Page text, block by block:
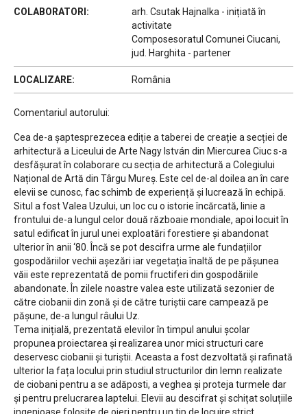
COLABORATORI:
arh. Csutak Hajnalka - inițiată în
activitate
Composesoratul Comunei Ciucani,
jud. Harghita - partener
LOCALIZARE: România
Comentariul autorului:
Cea de-a șaptesprezecea ediție a taberei de creație a secției de
arhitectură a Liceului de Arte Nagy István din Miercurea Ciuc s-a
desfășurat în colaborare cu secția de arhitectură a Colegiului
Național de Artă din Târgu Mureș. Este cel de-al doilea an în care
elevii se cunosc, fac schimb de experiență și lucrează în echipă.
Situl a fost Valea Uzului, un loc cu o istorie încărcată, linie a
frontului de-a lungul celor două războaie mondiale, apoi locuit în
satul edificat în jurul unei exploatări forestiere și abandonat
ulterior în anii ‘80. Încă se pot descifra urme ale fundațiilor
gospodăriilor vechii așezări iar vegetația înaltă de pe pășunea
văii este reprezentată de pomii fructiferi din gospodăriile
abandonate. În zilele noastre valea este utilizată sezonier de
către ciobanii din zonă și de către turiștii care campează pe
pășune, de-a lungul râului Uz.
Tema inițială, prezentată elevilor în timpul anului școlar
propunea proiectarea și realizarea unor mici structuri care
deservesc ciobanii și turiștii. Aceasta a fost dezvoltată și rafinată
ulterior la fața locului prin studiul structurilor din lemn realizate
de ciobani pentru a se adăposti, a veghea și proteja turmele dar
și pentru prelucrarea laptelui. Elevii au descifrat și schițat soluțiile
ingenioase folosite de oieri pentru un tip de locuire strict